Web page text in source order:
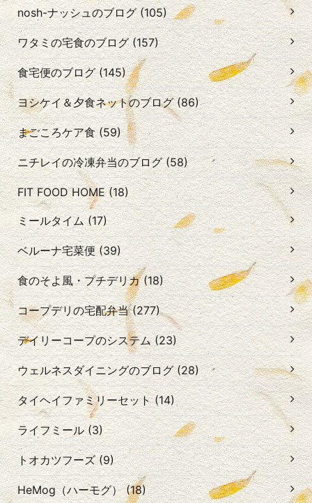
nosh-ナッシュのブログ (105)
ワタミの宅食のブログ (157)
食宅便のブログ (145)
ヨシケイ＆夕食ネットのブログ (86)
まごころケア食 (59)
ニチレイの冷凍弁当のブログ (58)
FIT FOOD HOME (18)
ミールタイム (17)
ベルーナ宅菜便 (39)
食のそよ風・プチデリカ (18)
コープデリの宅配弁当 (277)
デイリーコープのシステム (23)
ウェルネスダイニングのブログ (28)
タイヘイファミリーセット (14)
ライフミール (3)
トオカツフーズ (9)
HeMog（ハーモグ） (18)